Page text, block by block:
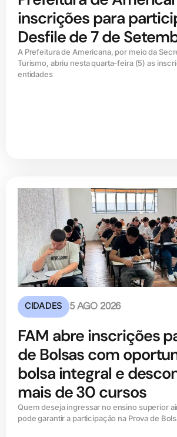
inscrições para
Desfile de 7 de
A Prefeitura de Americana, por meio da
Turismo, abriu nesta quarta-feira (5) as
entidades
CIDADES 5 AGO 2026
FAM abre inscrições
de Bolsas com
bolsa integral e
mais de 30 cursos
Quem deseja ingressar no ensino superior
pode garantir a participação na Prova de